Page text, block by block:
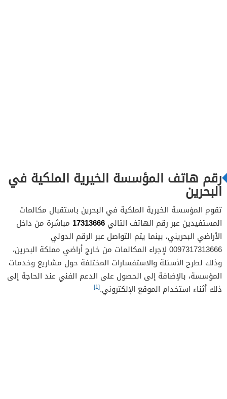
رقم هاتف المؤسسة الخيرية الملكية في
البحرين
تقوم المؤسسة الخيرية الملكية في البحرين باستقبال مكالمات
المستفيدين عبر رقم الهاتف التالي 17313666 مباشرة من داخل
الأراضي البحريني، بينما يتم التواصل عبر الرقم الدولي
0097317313666 لإجراء المكالمات من خارج أراضي مملكة البحرين،
وذلك لطرح الأسئلة والاستفسارات المختلفة حول مشاريع وخدمات
المؤسسة، بالإضافة إلى الحصول على الدعم الفني عند الحاجة إلى
ذلك أثناء استخدام الموقع الإلكتروني.[1]